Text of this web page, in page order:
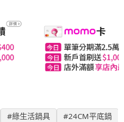
#綠生活鍋具 #24CM平底鍋